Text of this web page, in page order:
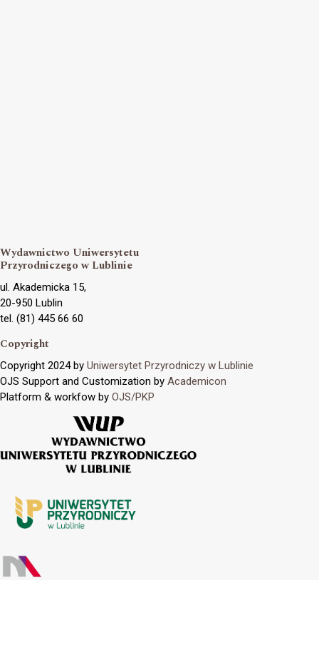
Wydawnictwo Uniwersytetu
Przyrodniczego w Lublinie
ul. Akademicka 15,
20-950 Lublin
tel. (81) 445 66 60
Copyright
Copyright 2024 by Uniwersytet Przyrodniczy w Lublinie
OJS Support and Customization by Academicon
Platform & workfow by OJS/PKP